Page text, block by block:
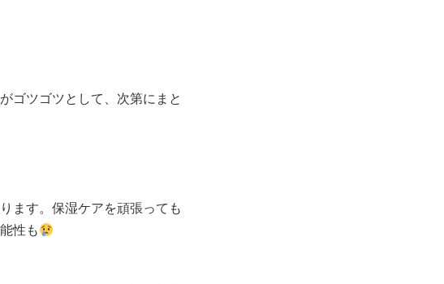
ゴツゴツとして、次第にまと
ます。保湿ケアを頑張っても
性も